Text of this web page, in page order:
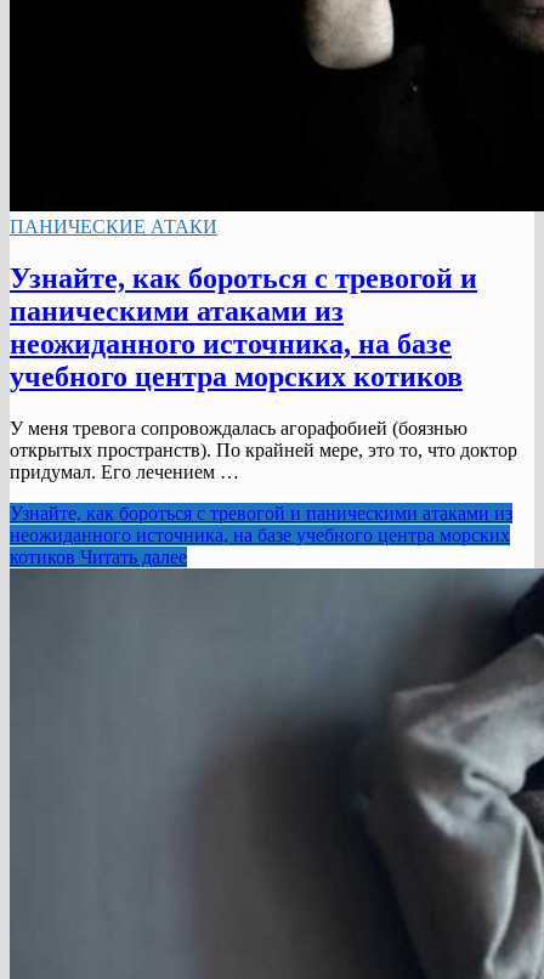
ПАНИЧЕСКИЕ АТАКИ
Узнайте, как бороться с тревогой и
паническими атаками из
неожиданного источника, на базе
учебного центра морских котиков
У меня тревога сопровождалась агорафобией (боязнью
открытых пространств). По крайней мере, это то, что доктор
придумал. Его лечением …
Узнайте, как бороться с тревогой и паническими атаками из
неожиданного источника, на базе учебного центра морских
котиков Читать далее